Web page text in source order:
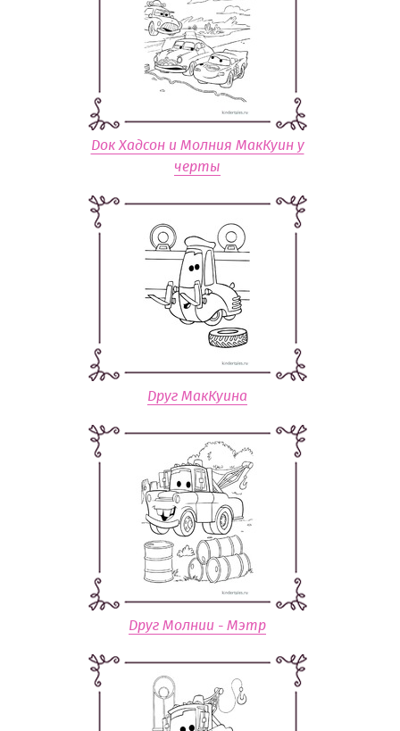
Док Хадсон и Молния МакКуин у
черты
Друг МакКуина
Друг Молнии - Мэтр